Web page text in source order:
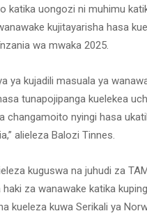
katika uongozi ni muhimu
kujitayarisha hasa
wa mwaka 2025.
ya kujadili masuala ya
tunapojipanga kuelekea
changamoito nyingi hasa
alieleza Balozi Tinnes.
kuguswa na juhudi za
za wanawake katika
kueleza kuwa Serikali ya